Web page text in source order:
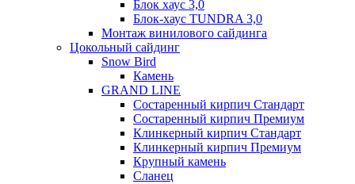
Блок хаус 3,0
Блок-хаус TUNDRA 3,0
Монтаж винилового сайдинга
Цокольный сайдинг
Snow Bird
Камень
GRAND LINE
Состаренный кирпич Стандарт
Состаренный кирпич Премиум
Клинкерный кирпич Стандарт
Клинкерный кирпич Премиум
Крупный камень
Сланец